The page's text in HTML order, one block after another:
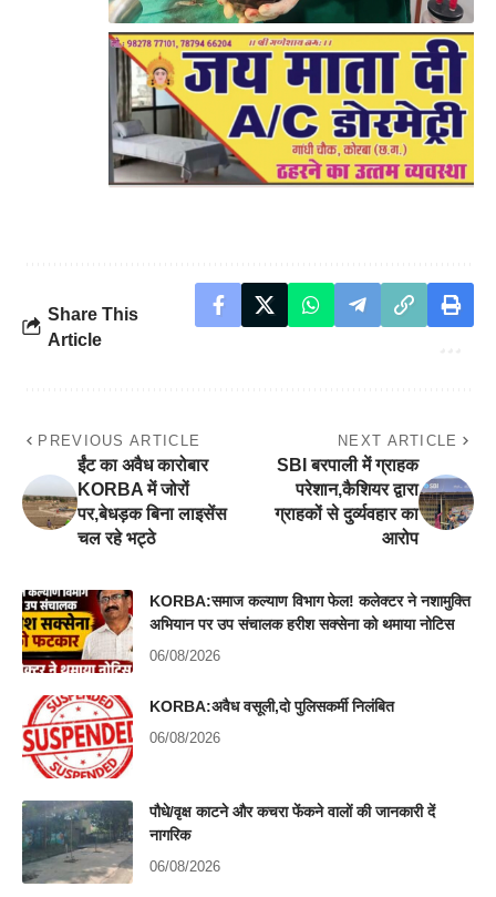
Share This
Article
PREVIOUS ARTICLE
ईंट का अवैध कारोबार
KORBA में जोरों
पर,बेधड़क बिना लाइसेंस
चल रहे भट्ठे
NEXT ARTICLE
SBI बरपाली में ग्राहक
परेशान,कैशियर द्वारा
ग्राहकों से दुर्व्यवहार का
आरोप
KORBA:समाज कल्याण विभाग फेल! कलेक्टर ने नशामुक्ति
अभियान पर उप संचालक हरीश सक्सेना को थमाया नोटिस
06/08/2026
KORBA:अवैध वसूली,दो पुलिसकर्मी निलंबित
06/08/2026
पौधे/वृक्ष काटने और कचरा फेंकने वालों की जानकारी दें
नागरिक
06/08/2026